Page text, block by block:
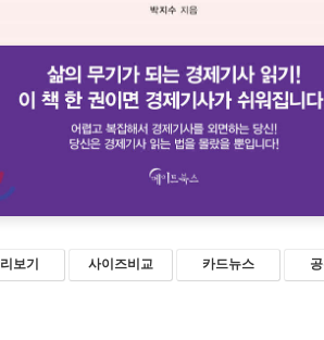
보기 사이즈비교 카드뉴스